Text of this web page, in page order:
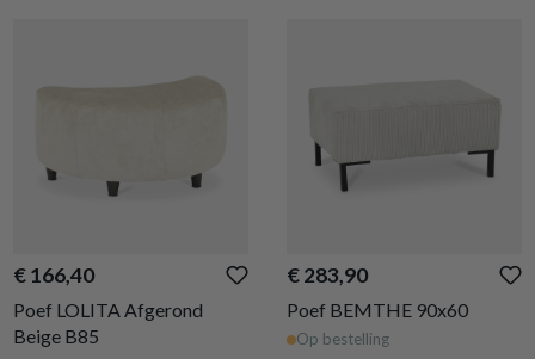
€ 166,40
Poef LOLITA Afgerond
Beige B85
€ 283,90
Poef BEMTHE 90x60
Op bestelling